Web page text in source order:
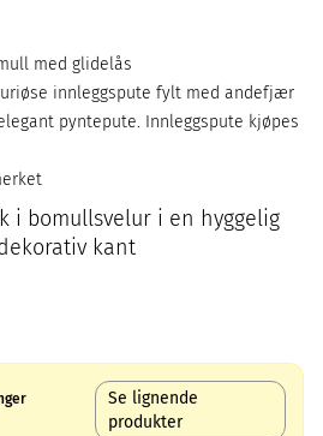
med glidelås
innleggspute fylt med andefjær
pyntepute. Innleggspute kjøpes
i bomullsvelur i en hyggelig
kant
Se lignende
produkter